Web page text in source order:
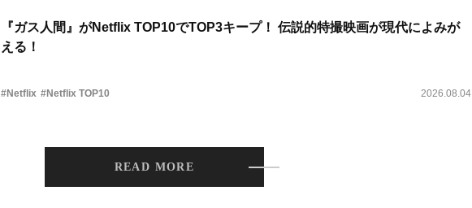
『ガス人間』がNetflix TOP10でTOP3キープ！ 伝説的特撮映画が現代によみが
える！
#Netflix #Netflix TOP10 2026.08.04
READ MORE